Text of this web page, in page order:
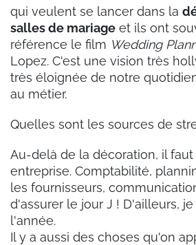
qui veulent se lancer dans la
salles de mariage et ils ont
référence le film Wedding
Lopez. C'est une vision très
très éloignée de notre
au métier.
Quelles sont les sources de
Au-delà de la décoration, il
entreprise. Comptabilité,
les fournisseurs,
d'assurer le jour J ! D'ailleurs,
l'année.
Il y a aussi des choses qu'on